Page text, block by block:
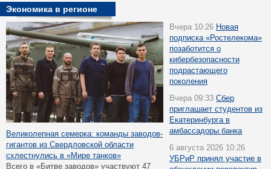
Экономика в регионе
Великолепная семерка: команды заводов-
гигантов из Свердловской области
схлестнулись в «Мире танков»
Всего в «Битве заводов» участвуют 47
Вчера 10:26 Новая
подписка «Ростелекома»
позаботится о
кибербезопасности
подрастающего
поколения
Вчера 09:33 Сбер
приглашает студентов из
Екатеринбурга в
амбассадоры банка
6 августа 2026 10:26
УБРиР принял участие в